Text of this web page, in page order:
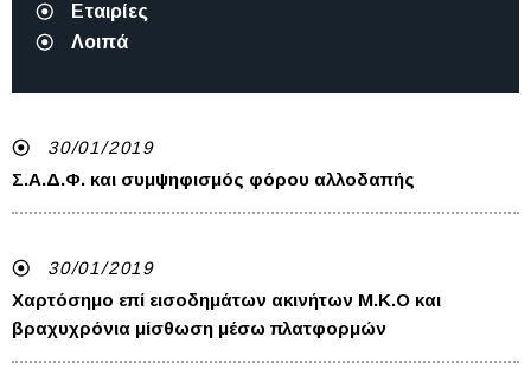
Εταιρίες
Λοιπά
30/01/2019
Σ.Α.Δ.Φ. και συμψηφισμός φόρου αλλοδαπής
30/01/2019
Χαρτόσημο επί εισοδημάτων ακινήτων Μ.Κ.Ο και
βραχυχρόνια μίσθωση μέσω πλατφορμών